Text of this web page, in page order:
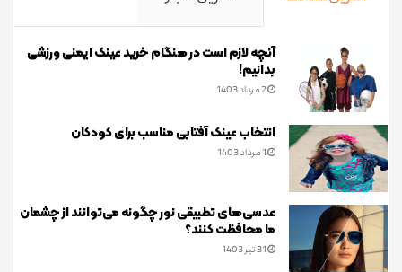
آنچه لازم است در هنگام خرید عینک ایمنی ورزشی
بدانیم!
2 مرداد 1403
انتخاب عینک آفتابی مناسب برای کودکان
1 مرداد 1403
عدسی‌های تطبیقی نور چگونه می‌توانند از چشمان
ما محافظت کنند؟
31 تیر 1403